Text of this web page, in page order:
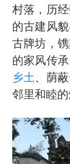
村落，历
的古建风
古牌坊，
的家风传
乡土、荫
邻里和睦的